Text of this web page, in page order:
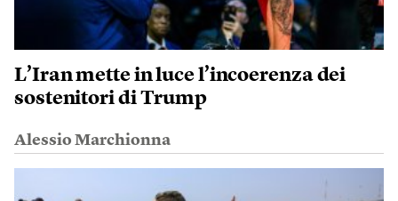
L’Iran mette in luce l’incoerenza dei
sostenitori di Trump
Alessio Marchionna